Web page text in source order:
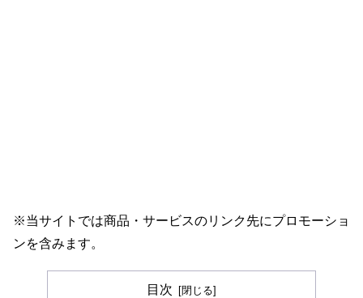
※当サイトでは商品・サービスのリンク先にプロモーショ
ンを含みます。
目次